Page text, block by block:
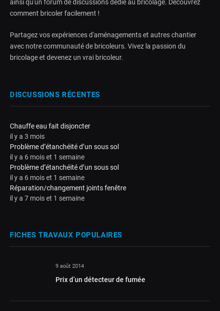
ainsi qu'un forum de discussions dédié au bricolage. Découvrez
comment bricoler facilement !
Partagez vos expériences d'aménagements et autres chantier
avec notre communauté de bricoleurs. Vivez la passion du
bricolage et devenez un vrai bricoleur.
DISCUSSIONS RÉCENTES
Chauffe eau fait disjoncter
il y a 3 mois
Problème d’étanchéité d’un sous sol
il y a 6 mois et 1 semaine
Problème d’étanchéité d’un sous sol
il y a 6 mois et 1 semaine
Réparation/changement joints fenêtre
il y a 7 mois et 1 semaine
FICHES TRAVAUX POPULAIRES
9 août 2014
Prix d’un détecteur de fumée